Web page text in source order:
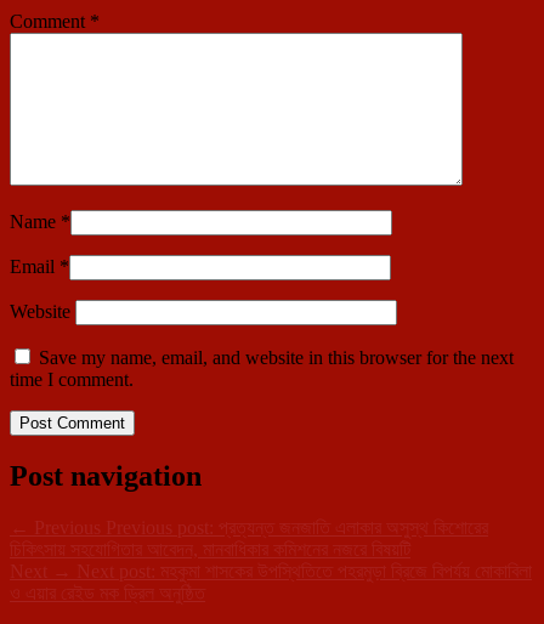
Comment *
Name *
Email *
Website
Save my name, email, and website in this browser for the next
time I comment.
Post navigation
← Previous Previous post:
প্রত্যন্ত জনজাতি এলাকার অসুস্থ কিশোরের
চিকিৎসায় সহযোগিতার আবেদন, মানবাধিকার কমিশনের নজরে বিষয়টি
Next → Next post:
মহকুমা শাসকের উপস্থিতিতে পহরমুড়া ব্রিজে বিপর্যয় মোকাবিলা
ও এয়ার রেইড মক ড্রিল অনুষ্ঠিত